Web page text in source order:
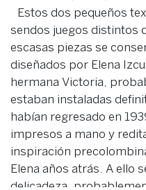
Estos dos pequeños
sendos juegos distintos
escasas piezas se
diseñados por Elena
hermana Victoria,
estaban instaladas
habían regresado en
impresos a mano y
inspiración
Elena años atrás. A ello
delicadeza,